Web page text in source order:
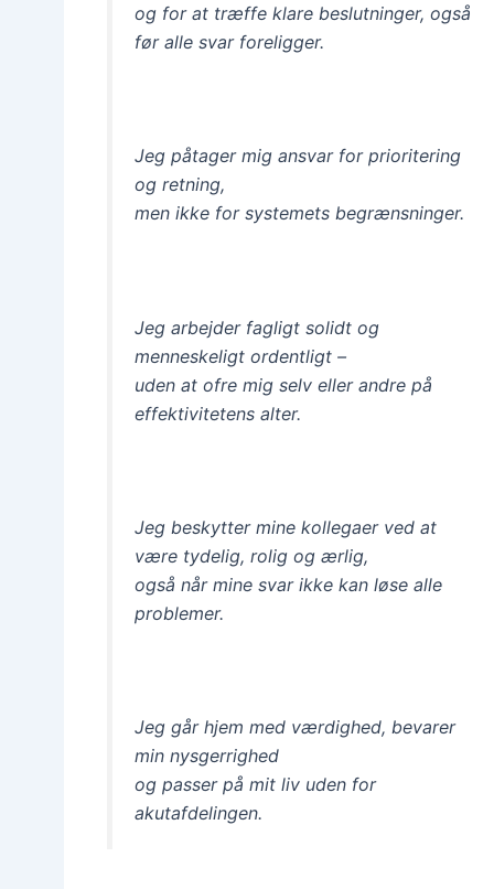
og for at træffe klare beslutninger, også
før alle svar foreligger.
Jeg påtager mig ansvar for prioritering
og retning,
men ikke for systemets begrænsninger.
Jeg arbejder fagligt solidt og
menneskeligt ordentligt –
uden at ofre mig selv eller andre på
effektivitetens alter.
Jeg beskytter mine kollegaer ved at
være tydelig, rolig og ærlig,
også når mine svar ikke kan løse alle
problemer.
Jeg går hjem med værdighed, bevarer
min nysgerrighed
og passer på mit liv uden for
akutafdelingen.